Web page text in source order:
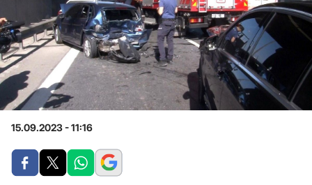
15.09.2023 - 11:16